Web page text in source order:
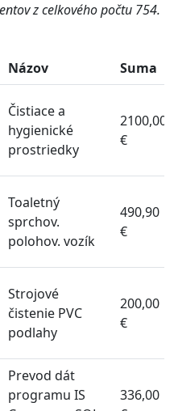
z celkového počtu 754.
Názov Suma
Čistiace a
hygienické
prostriedky
2100,00
€
Toaletný
sprchov.
polohov. vozík
490,90
€
Strojové
čistenie PVC
podlahy
200,00
€
Prevod dát
programu IS
336,00